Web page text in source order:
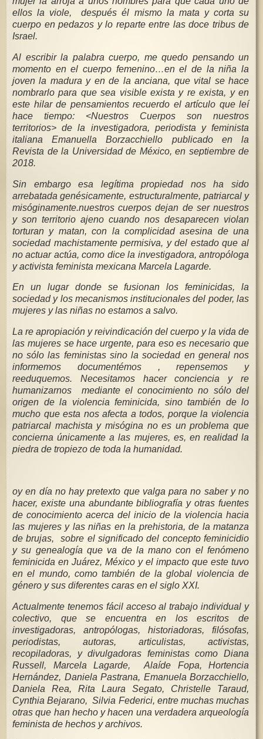
ellos la viole, después él mismo la mata y corta su
cuerpo en pedazos y lo reparte entre las doce tribus de
Israel.
Al escribir la palabra cuerpo, me quedo pensando un
momento en el cuerpo femenino…en el de la niña la
joven la madura y en de la anciana, que vital se hace
nombrarlo para que sea visible exista y re exista, y en
este hilar de pensamientos recuerdo el artículo que leí
hace tiempo: <Nuestros Cuerpos son nuestros
territorios> de la investigadora, periodista y feminista
italiana Emanuella Borzacchiello publicado en la
Revista de la Universidad de México, en septiembre de
2018.
Sin embargo esa legítima propiedad nos ha sido
arrebatada genésicamente, estructuralmente, patriarcal y
misóginamente.nuestros cuerpos dejan de ser nuestros
y son territorio ajeno cuando nos desaparecen violan
torturan y matan, con la complicidad asesina de una
sociedad machistamente permisiva, y del estado que al
no actuar actúa, como dice la investigadora, antropóloga
y activista feminista mexicana Marcela Lagarde.
En un lugar donde se fusionan los feminicidas, la
sociedad y los mecanismos institucionales del poder, las
mujeres y las niñas no estamos a salvo.
La re apropiación y reivindicación del cuerpo y la vida de
las mujeres se hace urgente, para eso es necesario que
no sólo las feministas sino la sociedad en general nos
informemos documentémos , repensemos y
reeduquemos. Necesitamos hacer conciencia y re
humanizarnos mediante el conocimiento no sólo del
origen de la violencia feminicida, sino también de lo
mucho que esta nos afecta a todos, porque la violencia
patriarcal machista y misógina no es un problema que
concierna únicamente a las mujeres, es, en realidad la
piedra de tropiezo de toda la humanidad.
oy en día no hay pretexto que valga para no saber y no
hacer, existe una abundante bibliografía y otras fuentes
de conocimiento acerca del inicio de la violencia hacia
las mujeres y las niñas en la prehistoria, de la matanza
de brujas, sobre el significado del concepto feminicidio
y su genealogía que va de la mano con el fenómeno
feminicida en Juárez, México y el impacto que este tuvo
en el mundo, como también de la global violencia de
género y sus diferentes caras en el siglo XXI.
Actualmente tenemos fácil acceso al trabajo individual y
colectivo, que se encuentra en los escritos de
investigadoras, antropólogas, historiadoras, filósofas,
periodistas, autoras, articulistas, activistas,
recopiladoras, y divulgadoras feministas como Diana
Russell, Marcela Lagarde, Alaíde Fopa, Hortencia
Hernández, Daniela Pastrana, Emanuela Borzacchiello,
Daniela Rea, Rita Laura Segato, Christelle Taraud,
Cynthia Bejarano, Silvia Federici, entre muchas muchas
otras que han hecho y hacen una verdadera arqueología
feminista de hechos y archivos.